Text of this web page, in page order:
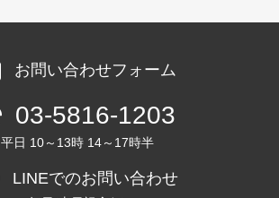
お問い合わせフォーム
03-5816-1203
平日 10～13時 14～17時半
LINEでのお問い合わせ